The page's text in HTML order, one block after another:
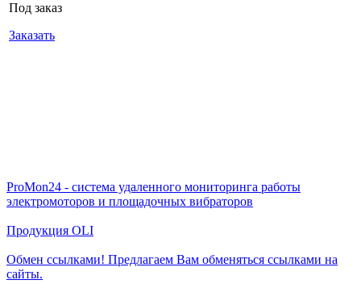
Под заказ
Заказать
ProMon24 - система удаленного мониторинга работы
электромоторов и площадочных вибраторов
Продукция OLI
Обмен ссылками! Предлагаем Вам обменяться ссылками на
сайты.